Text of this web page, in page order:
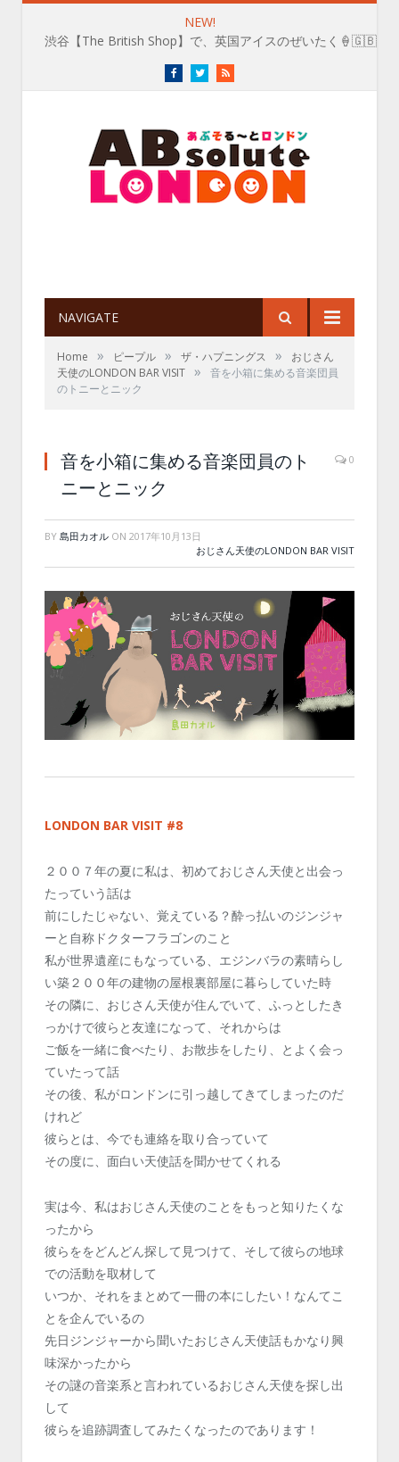
NEW!
玖保キリコが見た👀どちらのお犬様？
FacebookTwitterRSS
NAVIGATE
Home » ピープル » ザ・ハプニングス »
おじさん
天使のLONDON BAR VISIT »
音を小箱に集める音楽団員
のトニーとニック
音を小箱に集める音楽団員のト
ニーとニック
0
BY 島田カオル ON 2017年10月13日
おじさん天使のLONDON BAR VISIT
LONDON BAR VISIT #8
２００７年の夏に私は、初めておじさん天使と出会っ
たっていう話は
前にしたじゃない、覚えている？酔っ払いのジンジャ
ーと自称ドクターフラゴンのこと
私が世界遺産にもなっている、エジンバラの素晴らし
い築２００年の建物の屋根裏部屋に暮らしていた時
その隣に、おじさん天使が住んでいて、ふっとしたき
っかけで彼らと友達になって、それからは
ご飯を一緒に食べたり、お散歩をしたり、とよく会っ
ていたって話
その後、私がロンドンに引っ越してきてしまったのだ
けれど
彼らとは、今でも連絡を取り合っていて
その度に、面白い天使話を聞かせてくれる
実は今、私はおじさん天使のことをもっと知りたくな
ったから
彼らををどんどん探して見つけて、そして彼らの地球
での活動を取材して
いつか、それをまとめて一冊の本にしたい！なんてこ
とを企んでいるの
先日ジンジャーから聞いたおじさん天使話もかなり興
味深かったから
その謎の音楽系と言われているおじさん天使を探し出
して
彼らを追跡調査してみたくなったのであります！